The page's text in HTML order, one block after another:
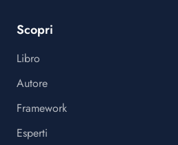
Scopri
Libro
Autore
Framework
Esperti